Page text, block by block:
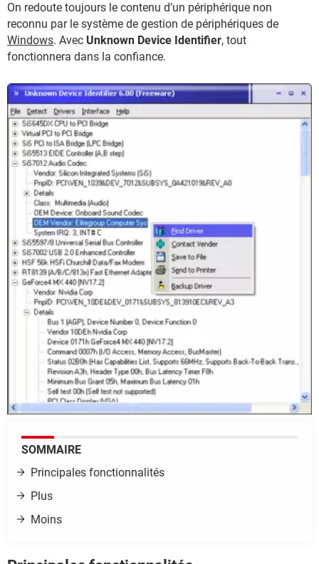
On redoute toujours le contenu d’un périphérique non
reconnu par le système de gestion de périphériques de
Windows. Avec Unknown Device Identifier, tout
fonctionnera dans la confiance.
SOMMAIRE
Principales fonctionnalités
Plus
Moins